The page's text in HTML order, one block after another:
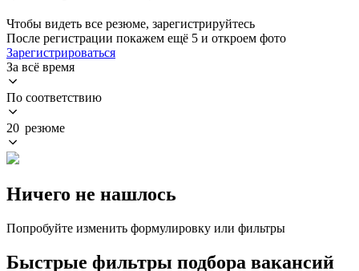
Чтобы видеть все резюме, зарегистрируйтесь
После регистрации покажем ещё 5 и откроем фото
Зарегистрироваться
За всё время
По соответствию
20 резюме
Ничего не нашлось
Попробуйте изменить формулировку или фильтры
Быстрые фильтры подбора вакансий